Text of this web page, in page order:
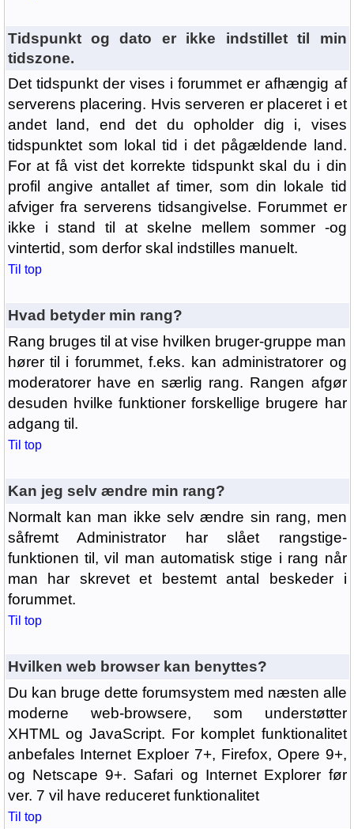
Tidspunkt og dato er ikke indstillet til min
tidszone.
Det tidspunkt der vises i forummet er afhængig af
serverens placering. Hvis serveren er placeret i et
andet land, end det du opholder dig i, vises
tidspunktet som lokal tid i det pågældende land.
For at få vist det korrekte tidspunkt skal du i din
profil angive antallet af timer, som din lokale tid
afviger fra serverens tidsangivelse. Forummet er
ikke i stand til at skelne mellem sommer -og
vintertid, som derfor skal indstilles manuelt.
Til top
Hvad betyder min rang?
Rang bruges til at vise hvilken bruger-gruppe man
hører til i forummet, f.eks. kan administratorer og
moderatorer have en særlig rang. Rangen afgør
desuden hvilke funktioner forskellige brugere har
adgang til.
Til top
Kan jeg selv ændre min rang?
Normalt kan man ikke selv ændre sin rang, men
såfremt Administrator har slået rangstige-
funktionen til, vil man automatisk stige i rang når
man har skrevet et bestemt antal beskeder i
forummet.
Til top
Hvilken web browser kan benyttes?
Du kan bruge dette forumsystem med næsten alle
moderne web-browsere, som understøtter
XHTML og JavaScript. For komplet funktionalitet
anbefales Internet Exploer 7+, Firefox, Opere 9+,
og Netscape 9+. Safari og Internet Explorer før
ver. 7 vil have reduceret funktionalitet
Til top